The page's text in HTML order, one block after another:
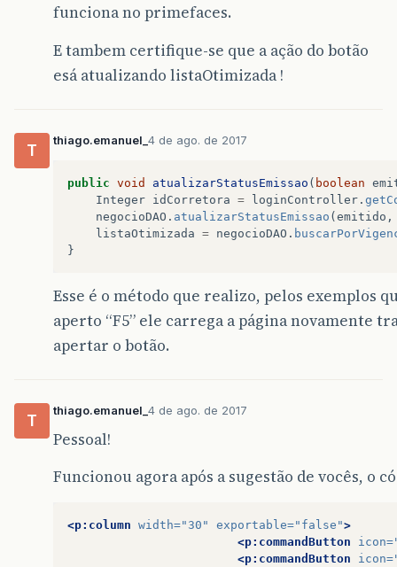
funciona no primefaces.
E tambem certifique-se que a ação do botão
esá atualizando listaOtimizada !
T
thiago.emanuel_ 4 de ago. de 2017
public void atualizarStatusEmissao ( boolean
Integer idCorretora = loginController .
negocioDAO . atualizarStatusEmissao (emitido ,
listaOtimizada = negocioDAO .
}
Esse é o método que realizo, pelos exemplos
aperto “F5” ele carrega a página novamente
apertar o botão.
T
thiago.emanuel_ 4 de ago. de 2017
Pessoal!
Funcionou agora após a sugestão de vocês, o
<p:column width="30" exportable="false">
<p:commandButton
icon=
<p:commandButton
icon=